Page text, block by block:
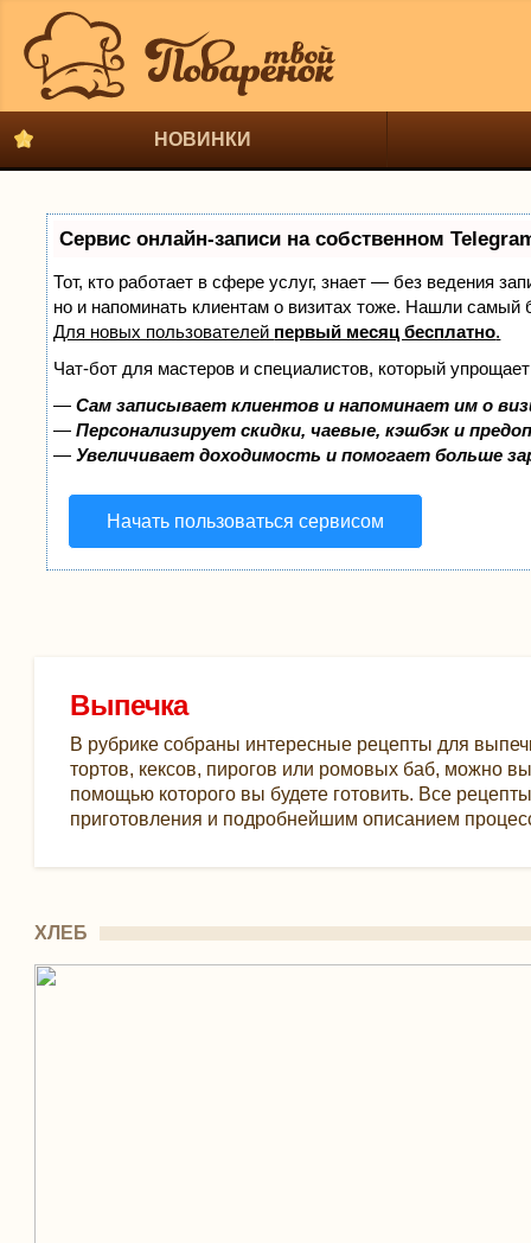
НОВИНКИ
Сервис онлайн-записи на собственном
Тот, кто работает в сфере услуг, знает — без ведения
но и напоминать клиентам о визитах тоже. Нашли
Для новых пользователей первый месяц бесплатно.
Чат-бот для мастеров и специалистов, который
—Сам записывает клиентов и напоминает им о
—Персонализирует скидки, чаевые, кэшбэк и
—Увеличивает доходимость и помогает больше
Начать пользоваться сервисом
Выпечка
В рубрике собраны интересные рецепты для
тортов, кексов, пирогов или ромовых баб, можно
помощью которого вы будете готовить. Все
приготовления и подробнейшим описанием
ХЛЕБ